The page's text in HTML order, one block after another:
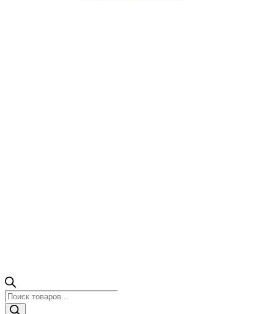
Поиск
товаров